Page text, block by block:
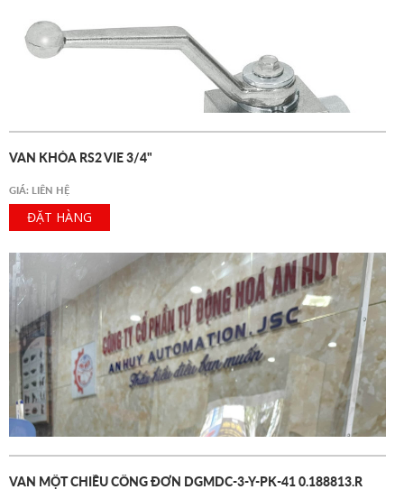
VAN KHÓA RS2 VIE 3/4"
GIÁ: LIÊN HỆ
ĐẶT HÀNG
VAN MỘT CHIỀU CỔNG ĐƠN DGMDC-3-Y-PK-41 0.188813.R